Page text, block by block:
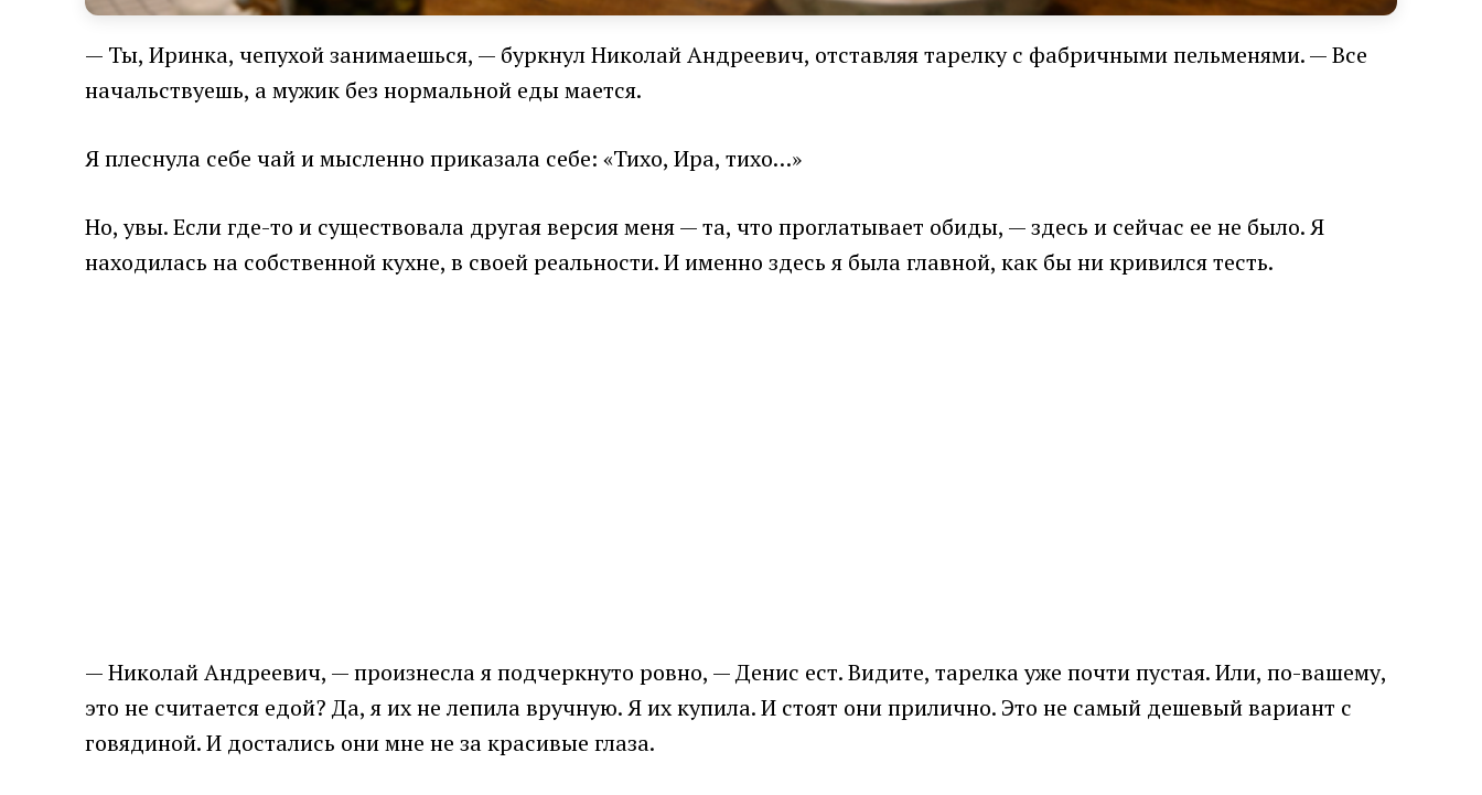
— Ты, Иринка, чепухой занимаешься, — буркнул Николай Андреевич, отставляя тарелку с фабричными пельменями. — Все
начальствуешь, а мужик без нормальной еды мается.
Я плеснула себе чай и мысленно приказала себе: «Тихо, Ира, тихо…»
Но, увы. Если где-то и существовала другая версия меня — та, что проглатывает обиды, — здесь и сейчас ее не было. Я
находилась на собственной кухне, в своей реальности. И именно здесь я была главной, как бы ни кривился тесть.
— Николай Андреевич, — произнесла я подчеркнуто ровно, — Денис ест. Видите, тарелка уже почти пустая. Или, по-вашему,
это не считается едой? Да, я их не лепила вручную. Я их купила. И стоят они прилично. Это не самый дешевый вариант с
говядиной. И достались они мне не за красивые глаза.